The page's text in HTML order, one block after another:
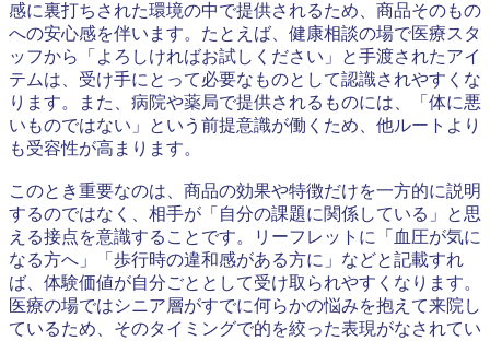
感に裏打ちされた環境の中で提供されるため、商品そのもの
への安心感を伴います。たとえば、健康相談の場で医療スタ
ッフから「よろしければお試しください」と手渡されたアイ
テムは、受け手にとって必要なものとして認識されやすくな
ります。また、病院や薬局で提供されるものには、「体に悪
いものではない」という前提意識が働くため、他ルートより
も受容性が高まります。
このとき重要なのは、商品の効果や特徴だけを一方的に説明
するのではなく、相手が「自分の課題に関係している」と思
える接点を意識することです。リーフレットに「血圧が気に
なる方へ」「歩行時の違和感がある方に」などと記載すれ
ば、体験価値が自分ごととして受け取られやすくなります。
医療の場ではシニア層がすでに何らかの悩みを抱えて来院し
ているため、そのタイミングで的を絞った表現がなされてい